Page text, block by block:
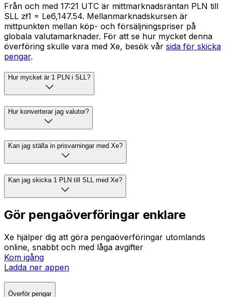
Från och med 17:21 UTC är mittmarknadsräntan PLN till
SLL zł1 = Le6,147.54. Mellanmarknadskursen är
mittpunkten mellan köp- och försäljningspriser på
globala valutamarknader. För att se hur mycket denna
överföring skulle vara med Xe, besök vår sida för skicka
pengar.
Hur mycket är 1 PLN i SLL?
Hur konverterar jag valutor?
Kan jag ställa in prisvarningar med Xe?
Kan jag skicka 1 PLN till SLL med Xe?
Gör pengaöverföringar enklare
Xe hjälper dig att göra pengaöverföringar utomlands
online, snabbt och med låga avgifter
Kom igång
Ladda ner appen
Överför pengar